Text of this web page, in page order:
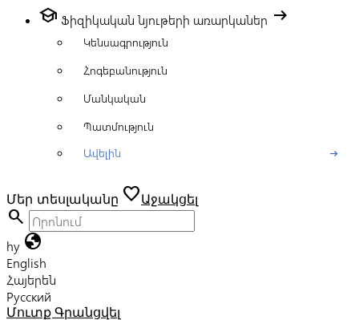
school Ֆիզիկական նյութերի առարկաներ arrow_right_alt
Կենսագրություն
Հոգեբանություն
Մանկական
Պատմություն
Ավելին
arrow_right_alt
Մեր տեսլականը favoriteԱջակցել
search
hy globe
English
Հայերեն
Русский
Մուտք Գրանցվել